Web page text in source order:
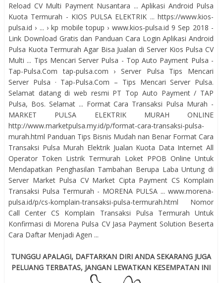
Reload CV Multi Payment Nusantara ... Aplikasi Android Pulsa
Kuota Termurah - KIOS PULSA ELEKTRIK ... https://www.kios-
pulsa.id › ... › kp mobile topup › www.kios-pulsa.id 9 Sep 2018 -
Link Download Gratis dan Panduan Cara Login Aplikasi Android
Pulsa Kuota Termurah Agar Bisa Jualan di Server Kios Pulsa CV
Multi ... Tips Mencari Server Pulsa - Top Auto Payment Pulsa -
Tap-Pulsa.Com tap-pulsa.com › Server Pulsa Tips Mencari
Server Pulsa · Tap-Pulsa.Com – Tips Mencari Server Pulsa.
Selamat datang di web resmi PT Top Auto Payment / TAP
Pulsa, Bos. Selamat ... Format Cara Transaksi Pulsa Murah -
MARKET PULSA ELEKTRIK MURAH ONLINE
http://www.marketpulsa.my.id/p/format-cara-transaksi-pulsa-
murah.html Panduan Tips Bisnis Mudah nan Benar Format Cara
Transaksi Pulsa Murah Elektrik Jualan Kuota Data Internet All
Operator Token Listrik Termurah Loket PPOB Online Untuk
Mendapatkan Penghasilan Tambahan Berupa Laba Untung di
Server Market Pulsa CV Market Cipta Payment CS Komplain
Transaksi Pulsa Termurah - MORENA PULSA ... www.morena-
pulsa.id/p/cs-komplain-transaksi-pulsa-termurah.html Nomor
Call Center CS Komplain Transaksi Pulsa Termurah Untuk
Konfirmasi di Morena Pulsa CV Jasa Payment Solution Beserta
Cara Daftar Menjadi Agen ...
TUNGGU APALAGI, DAFTARKAN DIRI ANDA SEKARANG JUGA
PELUANG TERBATAS, JANGAN LEWATKAN KESEMPATAN INI